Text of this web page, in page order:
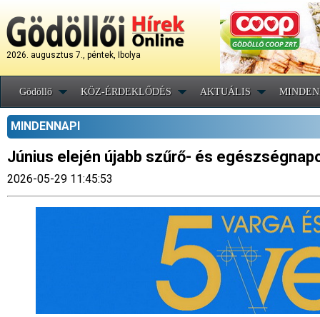
2026. augusztus 7., péntek, Ibolya
Gödöllő KÖZ-ÉRDEKLŐDÉS AKTUÁLIS
MINDENNAPI
Június elején újabb szűrő- és
2026-05-29 11:45:53